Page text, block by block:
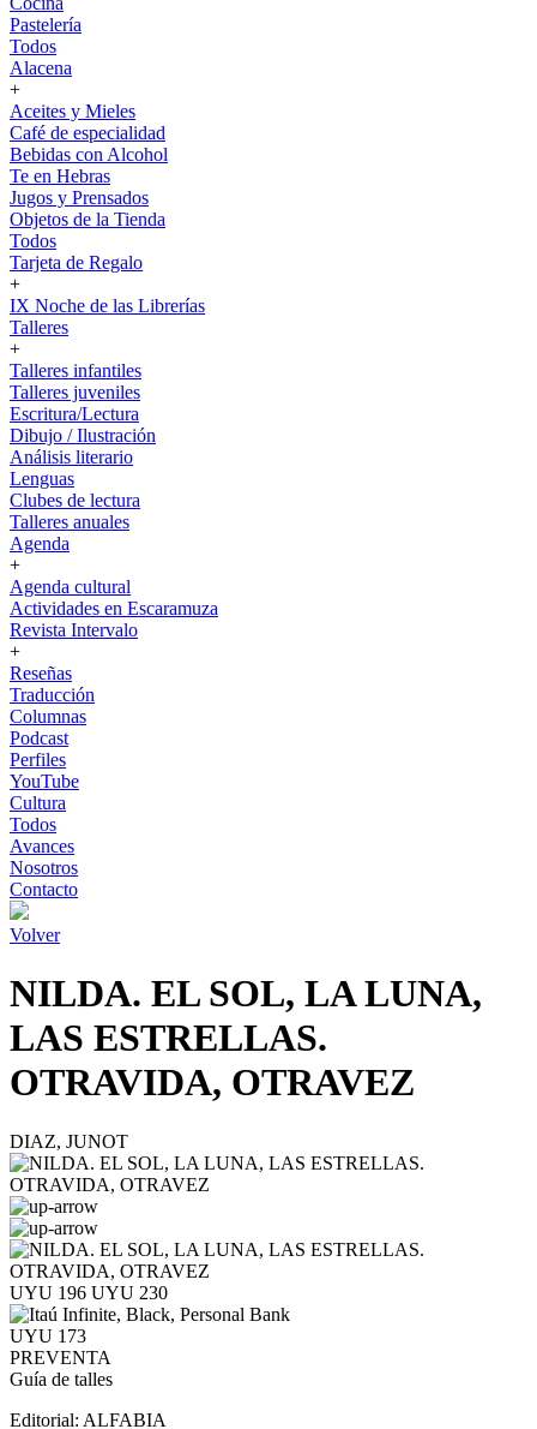
Pastelería
Todos
Alacena
+
Aceites y Mieles
Café de especialidad
Bebidas con Alcohol
Te en Hebras
Jugos y Prensados
Objetos de la Tienda
Todos
Tarjeta de Regalo
+
IX Noche de las Librerías
Talleres
+
Talleres infantiles
Talleres juveniles
Escritura/Lectura
Dibujo / Ilustración
Análisis literario
Lenguas
Clubes de lectura
Talleres anuales
Agenda
+
Agenda cultural
Actividades en Escaramuza
Revista Intervalo
+
Reseñas
Traducción
Columnas
Podcast
Perfiles
YouTube
Cultura
Todos
Avances
Nosotros
Contacto
Volver
NILDA. EL SOL, LA LUNA,
LAS ESTRELLAS.
OTRAVIDA, OTRAVEZ
DIAZ, JUNOT
UYU 196 UYU 230
UYU 173
PREVENTA
Guía de talles
Editorial: ALFABIA